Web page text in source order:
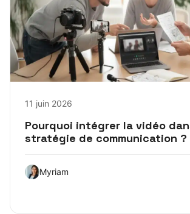
11 juin 2026
Pourquoi intégrer la vidéo
stratégie de communication ?
Myriam